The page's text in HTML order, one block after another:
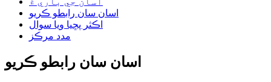
اسان سان رابطو ڪريو
اڪثر پڇيا ويا سوال
مدد مرڪز
اسان سان رابطو ڪريو